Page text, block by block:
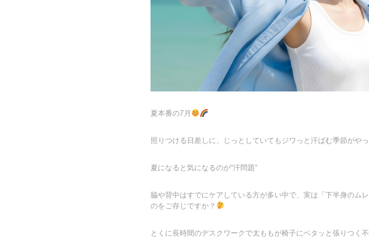
夏本番の7月
照りつける日差しに、じっとしていてもジワっと汗ばむ季節がや
夏になると気になるのが“汗問題”
脇や背中はすでにケアしている方が多い中で、実は「下半身のム
のをご存じですか？
とくに長時間のデスクワークで太ももが椅子にベタッと張りつく